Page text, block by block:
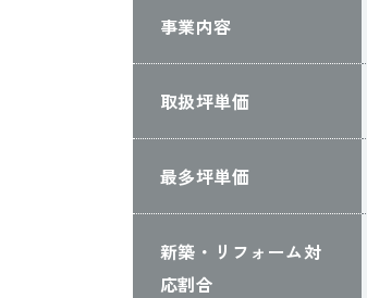
事業内容
取扱坪単価
最多坪単価
新築・リフォーム対
応割合